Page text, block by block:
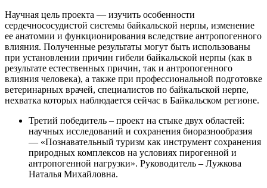
Научная цель проекта — изучить особенности
сердечнососудистой системы байкальской нерпы, изменение
ее анатомии и функционирования вследствие антропогенного
влияния. Полученные результаты могут быть использованы
при установлении причин гибели байкальской нерпы (как в
результате естественных причин, так и антропогенного
влияния человека), а также при профессиональной подготовке
ветеринарных врачей, специалистов по байкальской нерпе,
нехватка которых наблюдается сейчас в Байкальском регионе.
Третий победитель – проект на стыке двух областей:
научных исследований и сохранения биоразнообразия
— «Познавательный туризм как инструмент сохранения
природных комплексов на условиях пирогенной и
антропогенной нагрузки». Руководитель – Лужкова
Наталья Михайловна.